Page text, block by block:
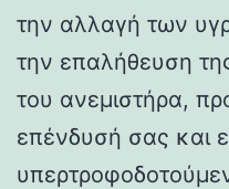
την αλλαγή των
την επαλήθευση
του ανεμιστήρα,
επένδυσή σας και